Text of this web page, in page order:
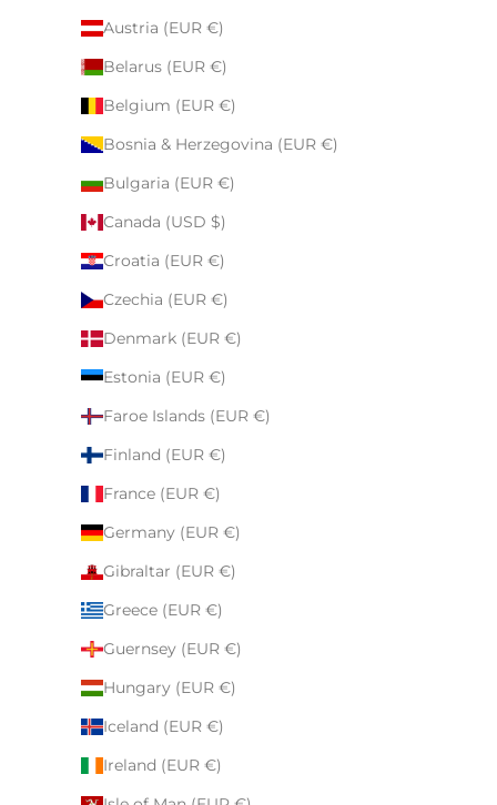
Austria (EUR €)
Belarus (EUR €)
Belgium (EUR €)
Bosnia & Herzegovina (EUR €)
Bulgaria (EUR €)
Canada (USD $)
Croatia (EUR €)
Czechia (EUR €)
Denmark (EUR €)
Estonia (EUR €)
Faroe Islands (EUR €)
Finland (EUR €)
France (EUR €)
Germany (EUR €)
Gibraltar (EUR €)
Greece (EUR €)
Guernsey (EUR €)
Hungary (EUR €)
Iceland (EUR €)
Ireland (EUR €)